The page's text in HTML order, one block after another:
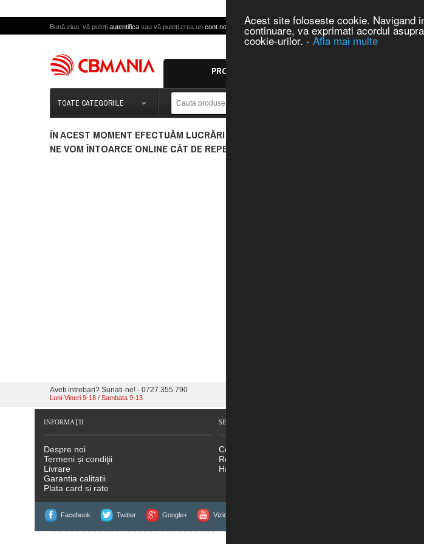
Acest site foloseste cookie. Navigand
continuare, va exprimati acordul
cookie-urilor. - Afla mai multe
Bună ziua, vă puteți autentifica sau vă puteți crea un cont nou
PROMOTII
TOATE CATEGORIILE
ÎN ACEST MOMENT EFECTUĂM LUCRĂRI DE MENTENANŢĂ LA SITE.
NE VOM ÎNTOARCE ONLINE CÂT DE REPEDE POSIBIL. VĂ RUGĂM SĂ REVENIŢI MAI
Aveti intrebari? Sunati-ne! - 0727.355.790
Luni-Vineri 9-18 / Sambata 9-13
INFORMAŢII
Despre noi
Termeni și condiţii
Livrare
Garantia calitatii
Plata card si rate
SERVICII CLIENŢI
Contact
Returnări
Hartă site
Facebook Twitter Google+ Vizionati filmele noastre